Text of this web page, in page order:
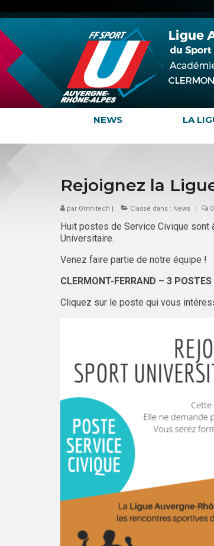
NEWS LA
Rejoignez la
par Omnitech | Classé dans : News | 0
Huit postes de Service Civique
Universitaire.
Venez faire partie de notre équipe !
CLERMONT-FERRAND – 3 POSTES
Cliquez sur le poste qui vous